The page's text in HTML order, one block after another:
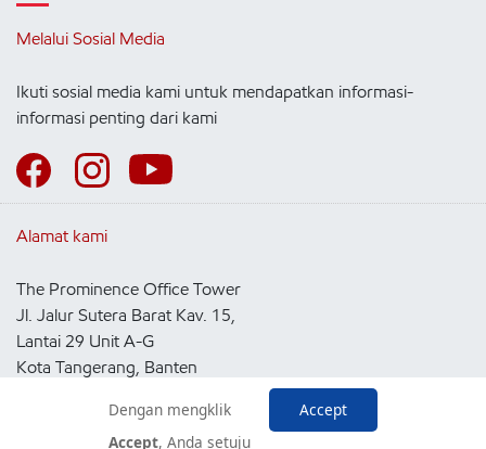
Melalui Sosial Media
Ikuti sosial media kami untuk mendapatkan informasi-
informasi penting dari kami
Alamat kami
The Prominence Office Tower
Jl. Jalur Sutera Barat Kav. 15,
Lantai 29 Unit A-G
Kota Tangerang, Banten
Accept
Dengan mengklik
Accept, Anda setuju